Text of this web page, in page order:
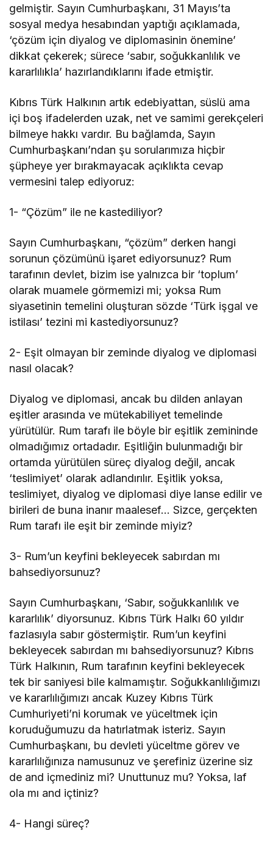
gelmiştir. Sayın Cumhurbaşkanı, 31 Mayıs’ta
sosyal medya hesabından yaptığı açıklamada,
‘çözüm için diyalog ve diplomasinin önemine’
dikkat çekerek; sürece ‘sabır, soğukkanlılık ve
kararlılıkla’ hazırlandıklarını ifade etmiştir.
Kıbrıs Türk Halkının artık edebiyattan, süslü ama
içi boş ifadelerden uzak, net ve samimi gerekçeleri
bilmeye hakkı vardır. Bu bağlamda, Sayın
Cumhurbaşkanı’ndan şu sorularımıza hiçbir
şüpheye yer bırakmayacak açıklıkta cevap
vermesini talep ediyoruz:
1- “Çözüm” ile ne kastediliyor?
Sayın Cumhurbaşkanı, “çözüm” derken hangi
sorunun çözümünü işaret ediyorsunuz? Rum
tarafının devlet, bizim ise yalnızca bir ‘toplum’
olarak muamele görmemizi mi; yoksa Rum
siyasetinin temelini oluşturan sözde ‘Türk işgal ve
istilası’ tezini mi kastediyorsunuz?
2- Eşit olmayan bir zeminde diyalog ve diplomasi
nasıl olacak?
Diyalog ve diplomasi, ancak bu dilden anlayan
eşitler arasında ve mütekabiliyet temelinde
yürütülür. Rum tarafı ile böyle bir eşitlik zemininde
olmadığımız ortadadır. Eşitliğin bulunmadığı bir
ortamda yürütülen süreç diyalog değil, ancak
‘teslimiyet’ olarak adlandırılır. Eşitlik yoksa,
teslimiyet, diyalog ve diplomasi diye lanse edilir ve
birileri de buna inanır maalesef… Sizce, gerçekten
Rum tarafı ile eşit bir zeminde miyiz?
3- Rum’un keyfini bekleyecek sabırdan mı
bahsediyorsunuz?
Sayın Cumhurbaşkanı, ‘Sabır, soğukkanlılık ve
kararlılık’ diyorsunuz. Kıbrıs Türk Halkı 60 yıldır
fazlasıyla sabır göstermiştir. Rum’un keyfini
bekleyecek sabırdan mı bahsediyorsunuz? Kıbrıs
Türk Halkının, Rum tarafının keyfini bekleyecek
tek bir saniyesi bile kalmamıştır. Soğukkanlılığımızı
ve kararlılığımızı ancak Kuzey Kıbrıs Türk
Cumhuriyeti’ni korumak ve yüceltmek için
koruduğumuzu da hatırlatmak isteriz. Sayın
Cumhurbaşkanı, bu devleti yüceltme görev ve
kararlılığınıza namusunuz ve şerefiniz üzerine siz
de and içmediniz mi? Unuttunuz mu? Yoksa, laf
ola mı and içtiniz?
4- Hangi süreç?